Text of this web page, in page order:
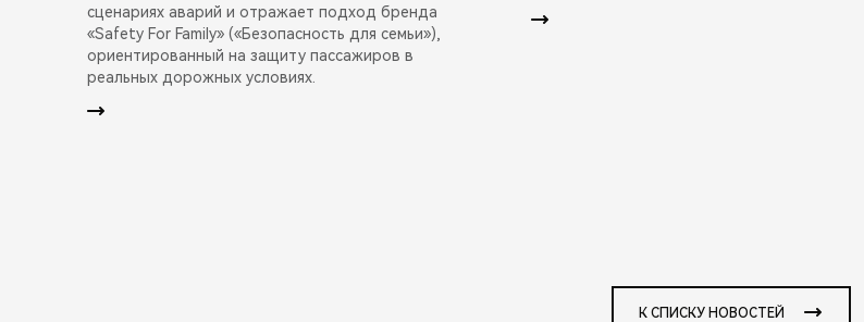
сценариях аварий и отражает подход бренда
«Safety For Family» («Безопасность для семьи»),
ориентированный на защиту пассажиров в
реальных дорожных условиях.
К СПИСКУ НОВОСТЕЙ